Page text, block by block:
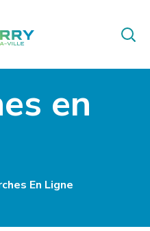
en
En Ligne